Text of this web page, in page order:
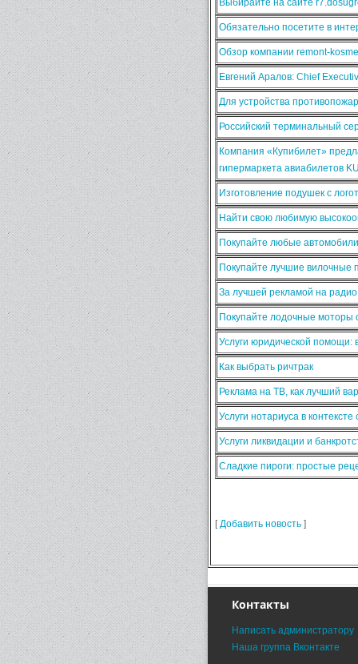
Выбирайте на сайте
Обязательно посетите в
Обзор компании remont-
Евгений Аралов: Chief
Для устройства
Российский терминальный
Компания «Купибилет»
гипермаркета авиабилетов
Изготовление подушек с
Найти свою любимую
Покупайте любые
Покупайте лучшие вилочные
За лучшей рекламой на
Покупайте лодочные моторы
Услуги юридической
Как выбрать ричтрак
Реклама на ТВ, как лучший
Услуги нотариуса в
Услуги ликвидации и
Сладкие пироги: простые
[Добавить новость ]
Контакты
Написать администратору
Наша группа Вконтакте